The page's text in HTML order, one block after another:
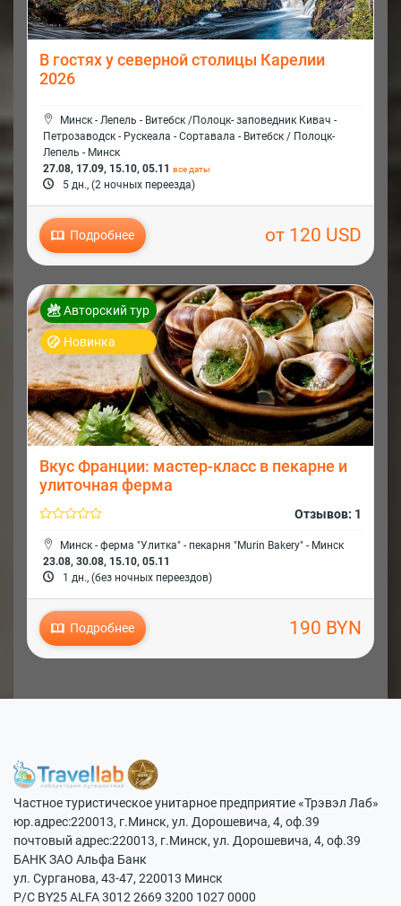
В гостях у северной столицы Карелии
2026
Минск - Лепель - Витебск /Полоцк- заповедник Кивач -
Петрозаводск - Рускеала - Сортавала - Витебск / Полоцк-
Лепель - Минск
27.08, 17.09, 15.10, 05.11 все даты
5 дн., (2 ночных переезда)
Подробнее от 120 USD
Авторский тур
Новинка
Вкус Франции: мастер-класс в пекарне и
улиточная ферма
Отзывов: 1
Минск - ферма "Улитка" - пекарня "Murin Bakery" - Минск
23.08, 30.08, 15.10, 05.11
1 дн., (без ночных переездов)
Подробнее 190 BYN
Частное туристическое унитарное предприятие «Трэвэл Лаб»
юр.адрес:220013, г.Минск, ул. Дорошевича, 4, оф.39
почтовый адрес:220013, г.Минск, ул. Дорошевича, 4, оф.39
БАНК ЗАО Альфа Банк
ул. Сурганова, 43-47, 220013 Минск
Р/С BY25 ALFA 3012 2669 3200 1027 0000